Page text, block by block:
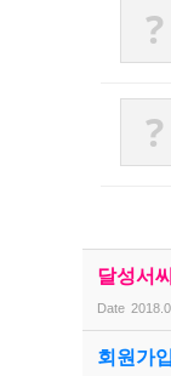
?
?
달성서
Date
회원가